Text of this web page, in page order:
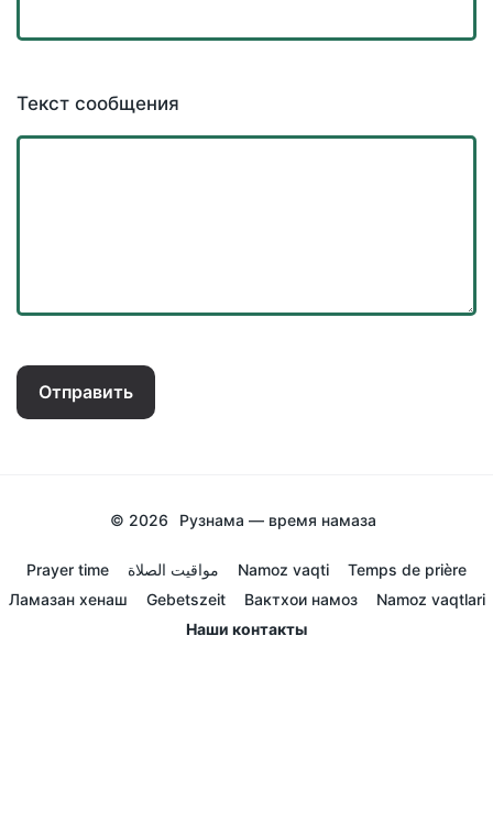
Текст сообщения
Отправить
© 2026 Рузнама — время намаза
Prayer time مواقيت الصلاة Namoz vaqti
Temps de prière
Ламазан хенаш
Gebetszeit Вактхои намоз
Namoz vaqtlari
Наши контакты